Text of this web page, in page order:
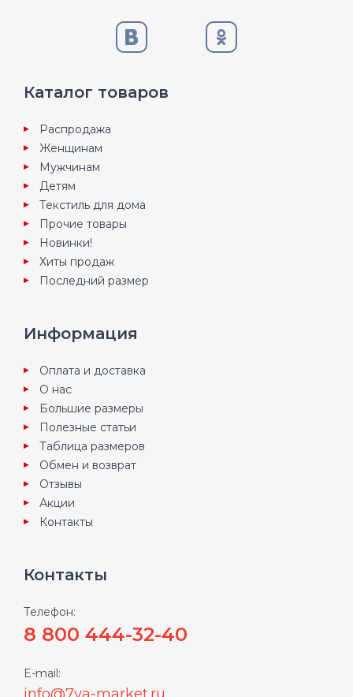
Каталог товаров
Распродажа
Женщинам
Мужчинам
Детям
Текстиль для дома
Прочие товары
Новинки!
Хиты продаж
Последний размер
Информация
Оплата и доставка
О нас
Большие размеры
Полезные статьи
Таблица размеров
Обмен и возврат
Отзывы
Акции
Контакты
Контакты
Телефон:
8 800 444-32-40
E-mail:
info@7ya-market.ru